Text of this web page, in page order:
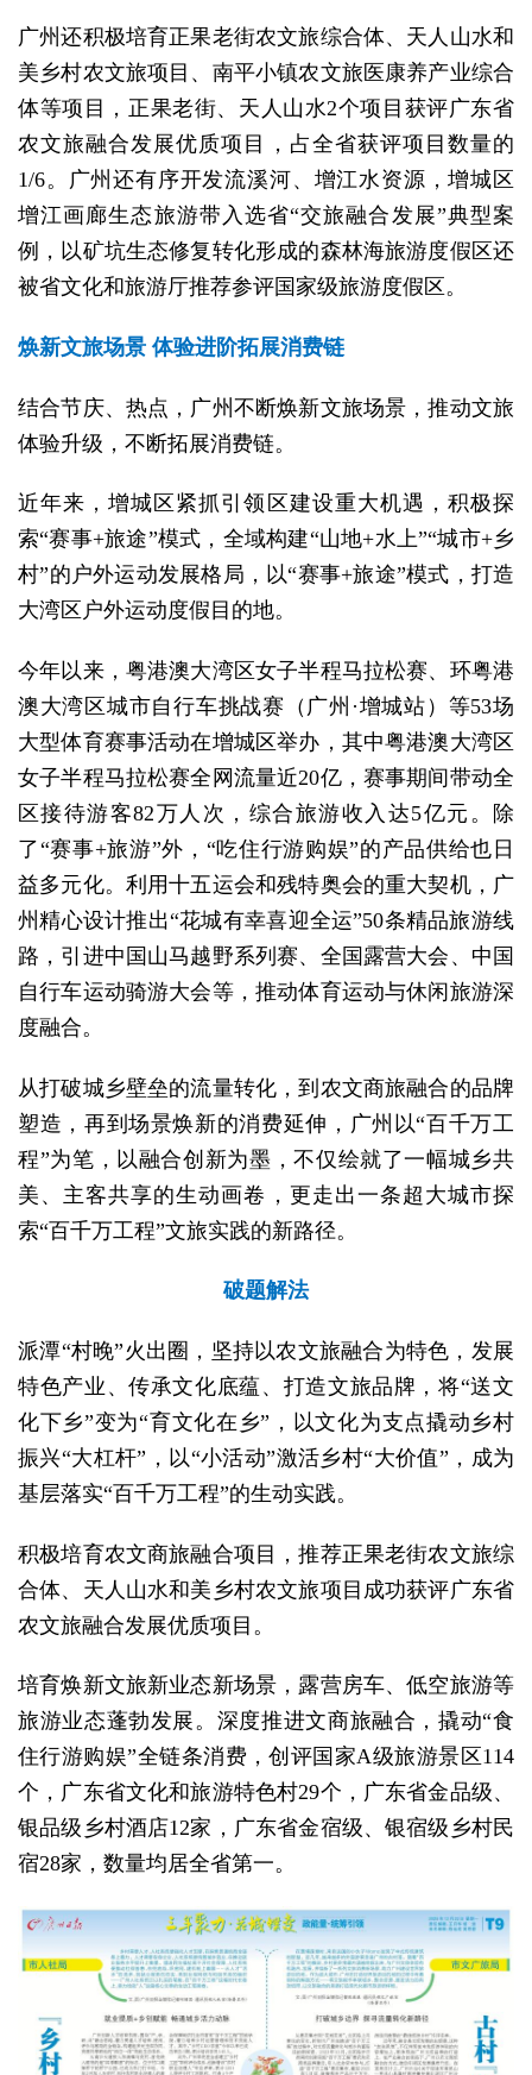
广州还积极培育正果老街农文旅综合体、天人山水和
美乡村农文旅项目、南平小镇农文旅医康养产业综合
体等项目，正果老街、天人山水2个项目获评广东省
农文旅融合发展优质项目，占全省获评项目数量的
1/6。广州还有序开发流溪河、增江水资源，增城区
增江画廊生态旅游带入选省“交旅融合发展”典型案
例，以矿坑生态修复转化形成的森林海旅游度假区还
被省文化和旅游厅推荐参评国家级旅游度假区。
焕新文旅场景 体验进阶拓展消费链
结合节庆、热点，广州不断焕新文旅场景，推动文旅
体验升级，不断拓展消费链。
近年来，增城区紧抓引领区建设重大机遇，积极探
索“赛事+旅途”模式，全域构建“山地+水上”“城市+乡
村”的户外运动发展格局，以“赛事+旅途”模式，打造
大湾区户外运动度假目的地。
今年以来，粤港澳大湾区女子半程马拉松赛、环粤港
澳大湾区城市自行车挑战赛（广州·增城站）等53场
大型体育赛事活动在增城区举办，其中粤港澳大湾区
女子半程马拉松赛全网流量近20亿，赛事期间带动全
区接待游客82万人次，综合旅游收入达5亿元。除
了“赛事+旅游”外，“吃住行游购娱”的产品供给也日
益多元化。利用十五运会和残特奥会的重大契机，广
州精心设计推出“花城有幸喜迎全运”50条精品旅游线
路，引进中国山马越野系列赛、全国露营大会、中国
自行车运动骑游大会等，推动体育运动与休闲旅游深
度融合。
从打破城乡壁垒的流量转化，到农文商旅融合的品牌
塑造，再到场景焕新的消费延伸，广州以“百千万工
程”为笔，以融合创新为墨，不仅绘就了一幅城乡共
美、主客共享的生动画卷，更走出一条超大城市探
索“百千万工程”文旅实践的新路径。
破题解法
派潭“村晚”火出圈，坚持以农文旅融合为特色，发展
特色产业、传承文化底蕴、打造文旅品牌，将“送文
化下乡”变为“育文化在乡”，以文化为支点撬动乡村
振兴“大杠杆”，以“小活动”激活乡村“大价值”，成为
基层落实“百千万工程”的生动实践。
积极培育农文商旅融合项目，推荐正果老街农文旅综
合体、天人山水和美乡村农文旅项目成功获评广东省
农文旅融合发展优质项目。
培育焕新文旅新业态新场景，露营房车、低空旅游等
旅游业态蓬勃发展。深度推进文商旅融合，撬动“食
住行游购娱”全链条消费，创评国家A级旅游景区114
个，广东省文化和旅游特色村29个，广东省金品级、
银品级乡村酒店12家，广东省金宿级、银宿级乡村民
宿28家，数量均居全省第一。